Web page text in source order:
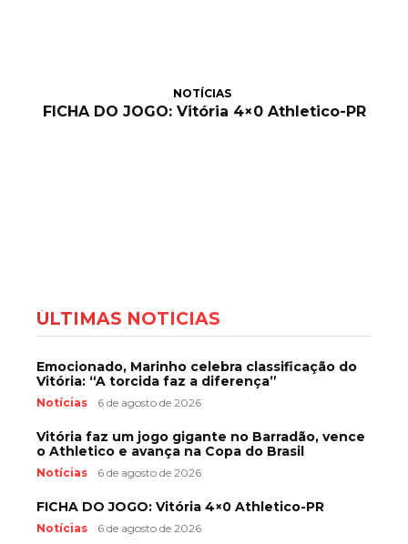
NOTÍCIAS
FICHA DO JOGO: Vitória 4×0 Athletico-PR
ÚLTIMAS NOTÍCIAS
Emocionado, Marinho celebra classificação do
Vitória: “A torcida faz a diferença”
Notícias 6 de agosto de 2026
Vitória faz um jogo gigante no Barradão, vence
o Athletico e avança na Copa do Brasil
Notícias 6 de agosto de 2026
FICHA DO JOGO: Vitória 4×0 Athletico-PR
Notícias 6 de agosto de 2026